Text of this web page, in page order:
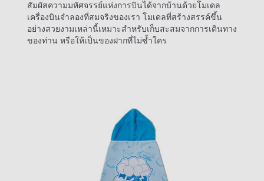
สัมผัสความมหัศจรรย์แห่งการบินได้จากบ้านด้วยโมเดล
เครื่องบินจำลองที่สมจริงของเรา โมเดลที่สร้างสรรค์ขึ้น
อย่างสวยงามเหล่านี้เหมาะสำหรับเก็บสะสมจากการเดินทาง
ของท่าน หรือให้เป็นของฝากที่ไม่ซ้ำใคร